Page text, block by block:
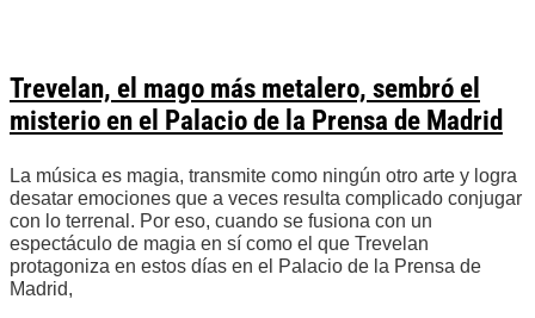
Trevelan, el mago más metalero, sembró el
misterio en el Palacio de la Prensa de Madrid
La música es magia, transmite como ningún otro arte y logra
desatar emociones que a veces resulta complicado conjugar
con lo terrenal. Por eso, cuando se fusiona con un
espectáculo de magia en sí como el que Trevelan
protagoniza en estos días en el Palacio de la Prensa de
Madrid,